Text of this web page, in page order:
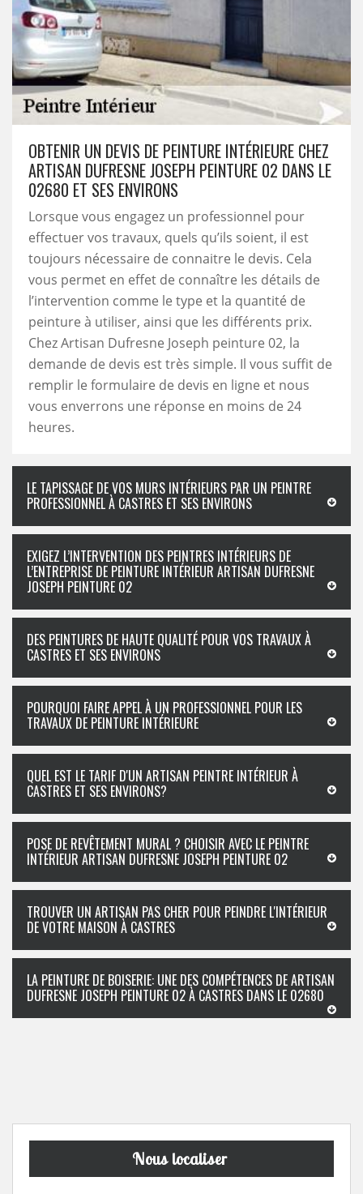
OBTENIR UN DEVIS DE PEINTURE INTÉRIEURE CHEZ
ARTISAN DUFRESNE JOSEPH PEINTURE 02 DANS LE
02680 ET SES ENVIRONS
Lorsque vous engagez un professionnel pour
effectuer vos travaux, quels qu’ils soient, il est
toujours nécessaire de connaitre le devis. Cela
vous permet en effet de connaître les détails de
l’intervention comme le type et la quantité de
peinture à utiliser, ainsi que les différents prix.
Chez Artisan Dufresne Joseph peinture 02, la
demande de devis est très simple. Il vous suffit de
remplir le formulaire de devis en ligne et nous
vous enverrons une réponse en moins de 24
heures.
LE TAPISSAGE DE VOS MURS INTÉRIEURS PAR UN PEINTRE
PROFESSIONNEL À CASTRES ET SES ENVIRONS
EXIGEZ L’INTERVENTION DES PEINTRES INTÉRIEURS DE
L’ENTREPRISE DE PEINTURE INTÉRIEUR ARTISAN DUFRESNE
JOSEPH PEINTURE 02
DES PEINTURES DE HAUTE QUALITÉ POUR VOS TRAVAUX À
CASTRES ET SES ENVIRONS
POURQUOI FAIRE APPEL À UN PROFESSIONNEL POUR LES
TRAVAUX DE PEINTURE INTÉRIEURE
QUEL EST LE TARIF D'UN ARTISAN PEINTRE INTÉRIEUR À
CASTRES ET SES ENVIRONS?
POSE DE REVÊTEMENT MURAL ? CHOISIR AVEC LE PEINTRE
INTÉRIEUR ARTISAN DUFRESNE JOSEPH PEINTURE 02
TROUVER UN ARTISAN PAS CHER POUR PEINDRE L'INTÉRIEUR
DE VOTRE MAISON À CASTRES
LA PEINTURE DE BOISERIE: UNE DES COMPÉTENCES DE ARTISAN
DUFRESNE JOSEPH PEINTURE 02 À CASTRES DANS LE 02680
Nous localiser